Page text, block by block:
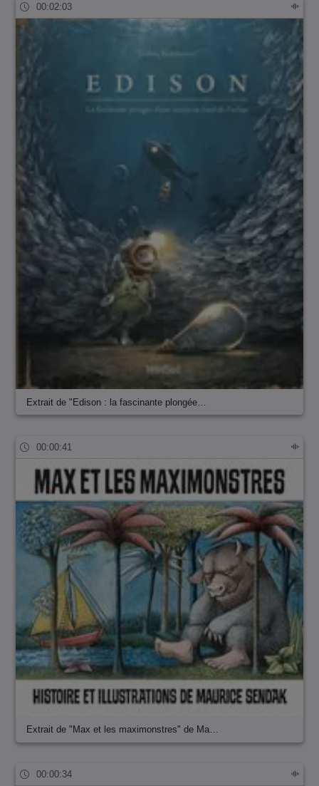
00:02:03
Extrait de "Edison : la fascinante plongée…
00:00:41
Extrait de "Max et les maximonstres" de Ma…
00:00:34